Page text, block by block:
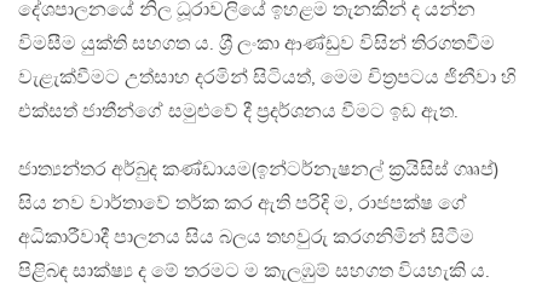
දේශපාලනයේ නිල ධූරාවලියේ ඉහළම තැනකින් ද යන්න
විමසීම යුක්ති සහගත ය. ශ‍්‍රී ලංකා ආණ්ඩුව විසින් තිරගතවීම
වැළැක්වීමට උත්සාහ දරමින් සිටියත්, මෙම චිත‍්‍රපටය ජිනීවා හි
එක්සත් ජාතීන්ගේ සමුළුවේ දී ප‍්‍රදර්ශනය වීමට ඉඩ ඇත.
ජාත්‍යන්තර අර්බුද කණ්ඩායම(ඉන්ටර්නැෂනල් ක‍්‍රයිසිස් ගෲප්)
සිය නව වාර්තාවේ තර්ක කර ඇති පරිදි ම, රාජපක්ෂ ගේ
අධිකාරීවාදී පාලනය සිය බලය තහවුරු කරගනිමින් සිටීම
පිළිබඳ සාක්ෂ්‍ය ද මේ තරමට ම කැලඹුම් සහගත වියහැකි ය.